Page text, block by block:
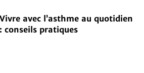
Vivre avec l’asthme au quotidien
: conseils pratiques